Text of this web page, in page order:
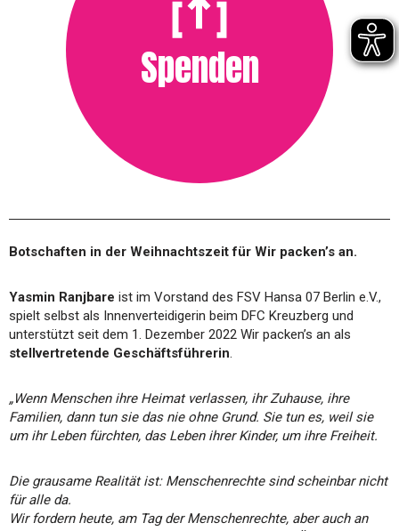
Spenden
Botschaften in der Weihnachtszeit für Wir packen’s an.
Yasmin Ranjbare ist im Vorstand des FSV Hansa 07 Berlin e.V.,
spielt selbst als Innenverteidigerin beim DFC Kreuzberg und
unterstützt seit dem 1. Dezember 2022 Wir packen’s an als
stellvertretende Geschäftsführerin.
„Wenn Menschen ihre Heimat verlassen, ihr Zuhause, ihre
Familien, dann tun sie das nie ohne Grund. Sie tun es, weil sie
um ihr Leben fürchten, das Leben ihrer Kinder, um ihre Freiheit.
Die grausame Realität ist: Menschenrechte sind scheinbar nicht
für alle da.
Wir fordern heute, am Tag der Menschenrechte, aber auch an